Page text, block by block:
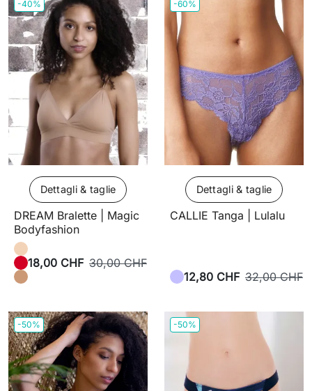
-40%
Dettagli & taglie
DREAM Bralette | Magic
Bodyfashion
18,00 CHF 30,00 CHF
-60%
Dettagli & taglie
CALLIE Tanga | Lulalu
12,80 CHF 32,00 CHF
-50% -50%